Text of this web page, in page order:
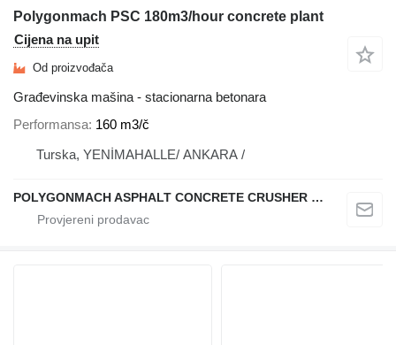
Polygonmach PSC 180m3/hour concrete plant
Cijena na upit
Od proizvođača
Građevinska mašina - stacionarna betonara
Performansa 160 m3/č
Turska, YENİMAHALLE/ ANKARA /
POLYGONMACH ASPHALT CONCRETE CRUSHER SYSTEMS